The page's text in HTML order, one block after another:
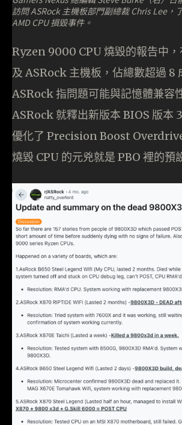
訪問 ASRock 主機板部門副總裁 Chris Lee，
AMD CPU 損毀事件。
Ryzen 9000 CPU 燒毀的報告中，
及 ASRock 主機板，佔總數超過 8
ASRock 指問題可能與記憶體兼容
ASRock 就釋出新版本 BIOS 版本
優化了 Precision Boost
燒毀 CPU 的元兇就是 PBO 裡的預